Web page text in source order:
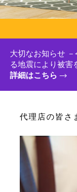
大切なお知らせ
る地震により被害
詳細はこちら
代理店の皆さ